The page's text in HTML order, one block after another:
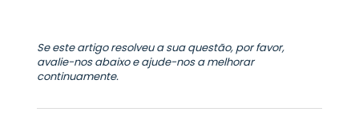
Se este artigo resolveu a sua questão, por favor,
avalie-nos abaixo e ajude-nos a melhorar
continuamente.